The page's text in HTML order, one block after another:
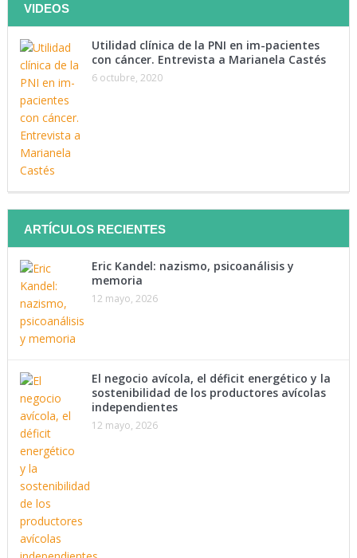
Tenemos como objetivo mantenerte instruido. Suscríbete a
nuestra lista y recibe directamente en tu correo lo último en
VIDEOS
Utilidad clínica de la PNI en im-pacientes
con cáncer. Entrevista a Marianela Castés
6 octubre, 2020
ARTÍCULOS RECIENTES
Eric Kandel: nazismo, psicoanálisis y
memoria
12 mayo, 2026
El negocio avícola, el déficit energético y la
sostenibilidad de los productores avícolas
independientes
12 mayo, 2026